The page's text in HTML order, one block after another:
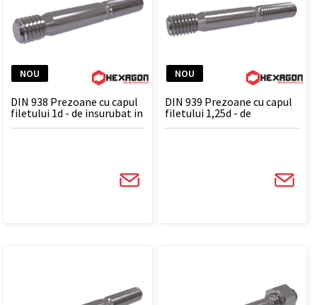
NOU
DIN 938 Prezoane cu capul
filetului 1d - de insurubat in
otel
NOU
DIN 939 Prezoane cu capul
filetului 1,25d - de
insurubat in fonta